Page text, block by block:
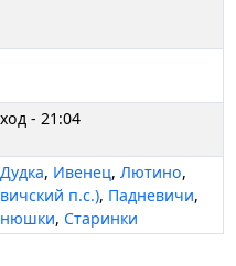
- 21:04
Дудка, Ивенец,Лютино,
п.с.), Падневичи,
, Старинки